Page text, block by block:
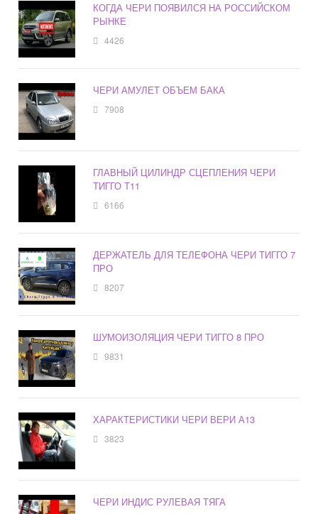
КОГДА ЧЕРИ ПОЯВИЛСЯ НА РОССИЙСКОМ
РЫНКЕ
4426
ЧЕРИ АМУЛЕТ ОБЪЕМ БАКА
7908
ГЛАВНЫЙ ЦИЛИНДР СЦЕПЛЕНИЯ ЧЕРИ
ТИГГО Т11
6166
ДЕРЖАТЕЛЬ ДЛЯ ТЕЛЕФОНА ЧЕРИ ТИГГО 7
ПРО
8207
ШУМОИЗОЛЯЦИЯ ЧЕРИ ТИГГО 8 ПРО
9831
ХАРАКТЕРИСТИКИ ЧЕРИ ВЕРИ А13
3823
ЧЕРИ ИНДИС РУЛЕВАЯ ТЯГА